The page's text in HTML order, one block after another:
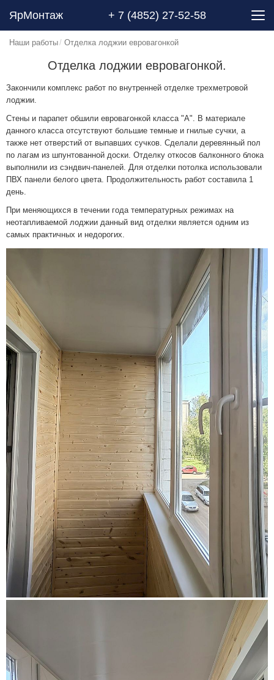
ЯрМонтаж + 7 (4852) 27-52-58
Наши работы Отделка лоджии евровагонкой
Отделка лоджии евровагонкой.
Закончили комплекс работ по внутренней отделке трехметровой
лоджии.
Стены и парапет обшили евровагонкой класса "А". В материале
данного класса отсутствуют большие темные и гнилые сучки, а
также нет отверстий от выпавших сучков. Сделали деревянный пол
по лагам из шпунтованной доски. Отделку откосов балконного блока
выполнили из сэндвич-панелей. Для отделки потолка использовали
ПВХ панели белого цвета. Продолжительность работ составила 1
день.
При меняющихся в течении года температурных режимах на
неотапливаемой лоджии данный вид отделки является одним из
самых практичных и недорогих.